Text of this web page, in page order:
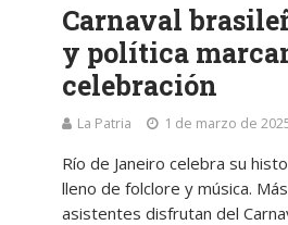
Carnaval
y política
celebración
La Patria 1 de marzo de
Río de Janeiro celebra su
lleno de folclore y música.
asistentes disfrutan del